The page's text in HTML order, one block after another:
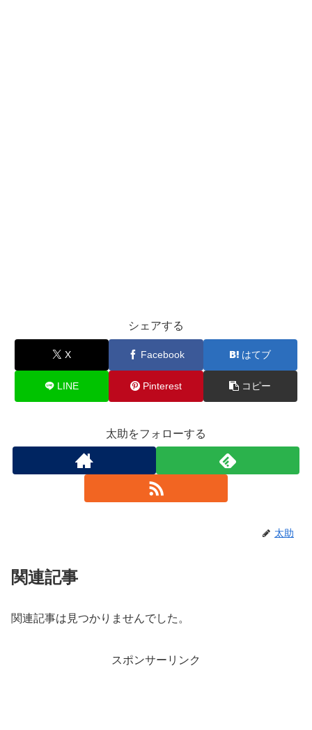
シェアする
X Facebook はてブ
LINE Pinterest コピー
太助をフォローする
太助
関連記事
関連記事は見つかりませんでした。
スポンサーリンク